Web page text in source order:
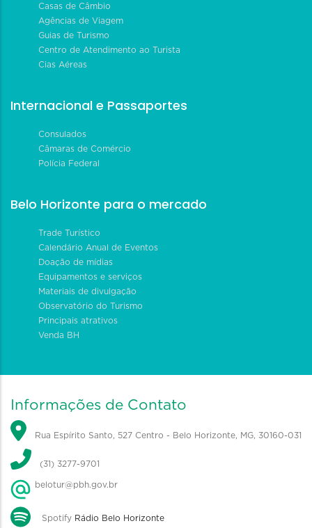
Casas de Câmbio
Agências de Viagem
Guias de Turismo
Centro de Atendimento ao Turista
Cias Aéreas
Internacional e Passaportes
Consulados
Câmaras de Comércio
Polícia Federal
Belo Horizonte para o mercado
Trade Turístico
Calendário Anual de Eventos
Doação de mídias
Equipamentos e serviços
Materiais de divulgação
Observatório do Turismo
Principais atrativos
Venda BH
Informações de Contato
Rua Espírito Santo, 527 Centro - Belo Horizonte, MG, 30160-031
(31) 3277-9701
belotur@pbh.gov.br
Spotify Rádio Belo Horizonte